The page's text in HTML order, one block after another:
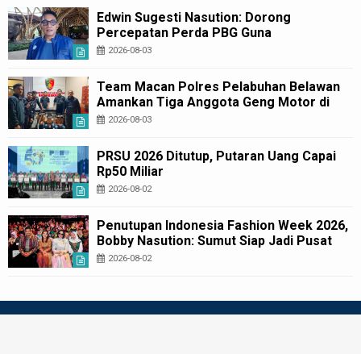
Edwin Sugesti Nasution: Dorong
Percepatan Perda PBG Guna
Penyederhanaan Layanan Cepat dan
2026-08-03
Team Macan Polres Pelabuhan Belawan
Amankan Tiga Anggota Geng Motor di
Marelan Pasar 9
2026-08-03
PRSU 2026 Ditutup, Putaran Uang Capai
Rp50 Miliar
2026-08-02
Penutupan Indonesia Fashion Week 2026,
Bobby Nasution: Sumut Siap Jadi Pusat
Fashion Indonesia Lewat Wastra
2026-08-02